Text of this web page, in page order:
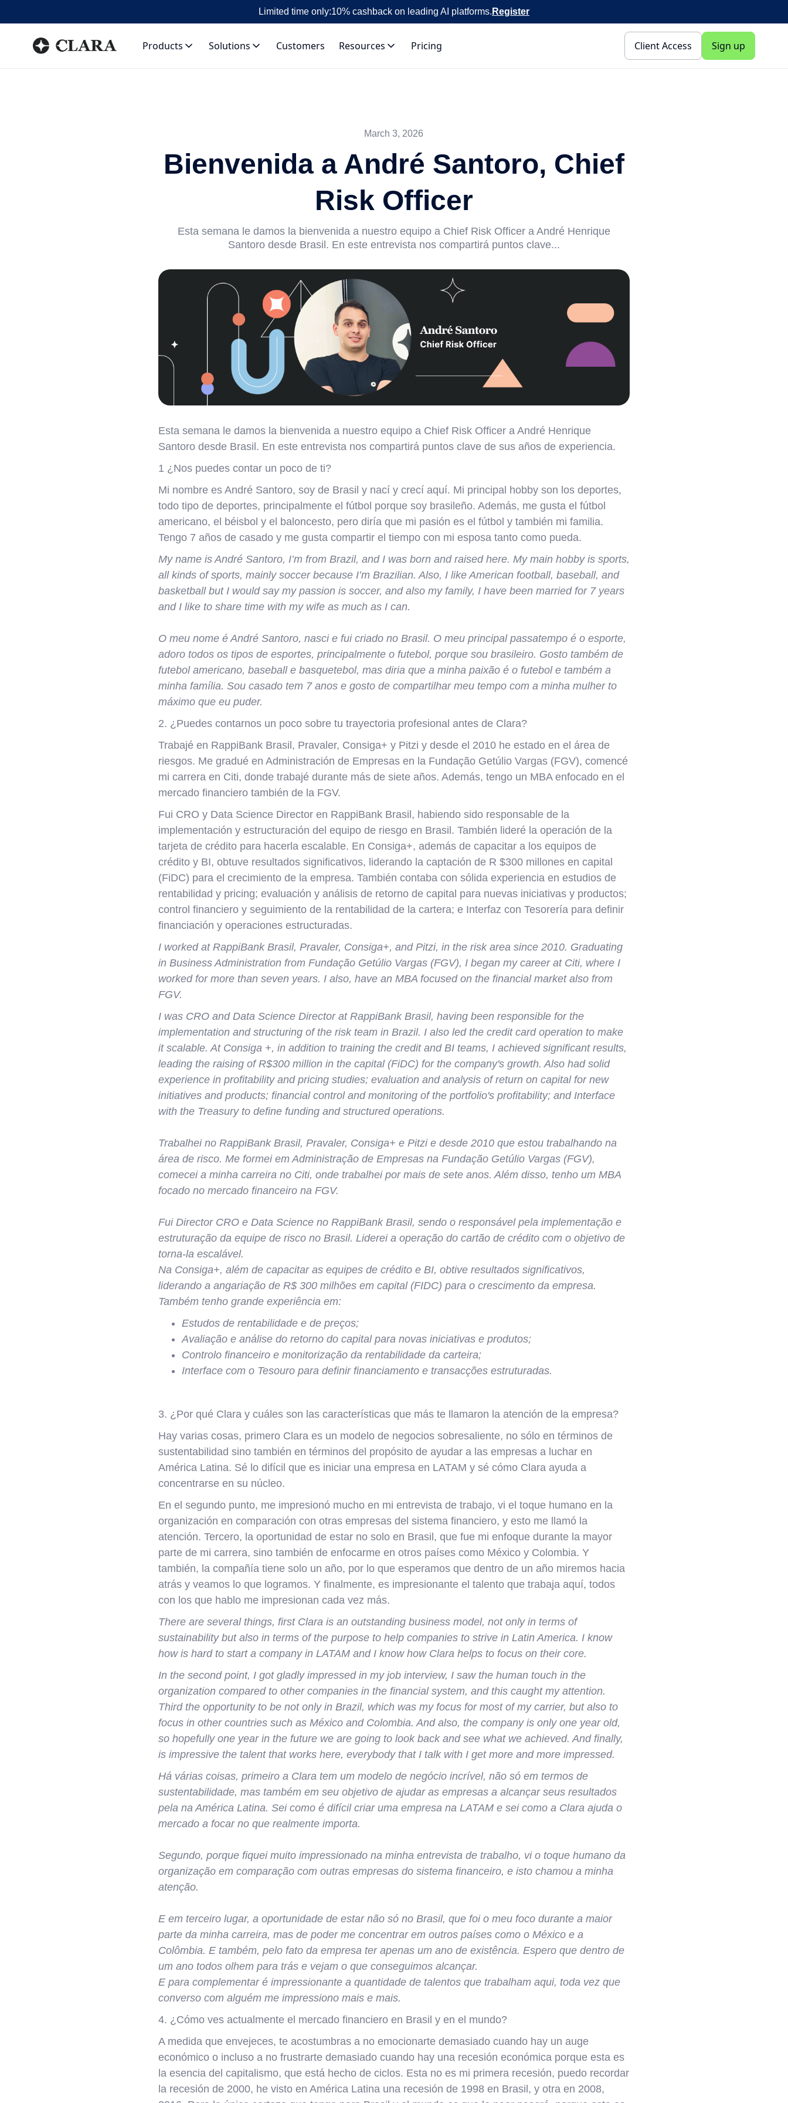
Limited time only:10% cashback on leading AI platforms. Register
Products Solutions Customers Resources Pricing Client Access Sign up
March 3, 2026
Bienvenida a André Santoro, Chief
Risk Officer
Esta semana le damos la bienvenida a nuestro equipo a Chief Risk Officer a André Henrique
Santoro desde Brasil. En este entrevista nos compartirá puntos clave...
Esta semana le damos la bienvenida a nuestro equipo a Chief Risk Officer a André Henrique
Santoro desde Brasil. En este entrevista nos compartirá puntos clave de sus años de experiencia.
1 ¿Nos puedes contar un poco de ti?
Mi nombre es André Santoro, soy de Brasil y nací y crecí aquí. Mi principal hobby son los deportes,
todo tipo de deportes, principalmente el fútbol porque soy brasileño. Además, me gusta el fútbol
americano, el béisbol y el baloncesto, pero diría que mi pasión es el fútbol y también mi familia.
Tengo 7 años de casado y me gusta compartir el tiempo con mi esposa tanto como pueda.
My name is André Santoro, I’m from Brazil, and I was born and raised here. My main hobby is sports,
all kinds of sports, mainly soccer because I’m Brazilian. Also, I like American football, baseball, and
basketball but I would say my passion is soccer, and also my family, I have been married for 7 years
and I like to share time with my wife as much as I can.
O meu nome é André Santoro, nasci e fui criado no Brasil. O meu principal passatempo é o esporte,
adoro todos os tipos de esportes, principalmente o futebol, porque sou brasileiro. Gosto também de
futebol americano, baseball e basquetebol, mas diria que a minha paixão é o futebol e também a
minha família. Sou casado tem 7 anos e gosto de compartilhar meu tempo com a minha mulher to
máximo que eu puder.
2. ¿Puedes contarnos un poco sobre tu trayectoria profesional antes de Clara?
Trabajé en RappiBank Brasil, Pravaler, Consiga+ y Pitzi y desde el 2010 he estado en el área de
riesgos. Me gradué en Administración de Empresas en la Fundação Getúlio Vargas (FGV), comencé
mi carrera en Citi, donde trabajé durante más de siete años. Además, tengo un MBA enfocado en el
mercado financiero también de la FGV.
Fui CRO y Data Science Director en RappiBank Brasil, habiendo sido responsable de la
implementación y estructuración del equipo de riesgo en Brasil. También lideré la operación de la
tarjeta de crédito para hacerla escalable. En Consiga+, además de capacitar a los equipos de
crédito y BI, obtuve resultados significativos, liderando la captación de R $300 millones en capital
(FiDC) para el crecimiento de la empresa. También contaba con sólida experiencia en estudios de
rentabilidad y pricing; evaluación y análisis de retorno de capital para nuevas iniciativas y productos;
control financiero y seguimiento de la rentabilidad de la cartera; e Interfaz con Tesorería para definir
financiación y operaciones estructuradas.
I worked at RappiBank Brasil, Pravaler, Consiga+, and Pitzi, in the risk area since 2010. Graduating
in Business Administration from Fundação Getúlio Vargas (FGV), I began my career at Citi, where I
worked for more than seven years. I also, have an MBA focused on the financial market also from
FGV.
I was CRO and Data Science Director at RappiBank Brasil, having been responsible for the
implementation and structuring of the risk team in Brazil. I also led the credit card operation to make
it scalable. At Consiga +, in addition to training the credit and BI teams, I achieved significant results,
leading the raising of R$300 million in the capital (FiDC) for the company's growth. Also had solid
experience in profitability and pricing studies; evaluation and analysis of return on capital for new
initiatives and products; financial control and monitoring of the portfolio's profitability; and Interface
with the Treasury to define funding and structured operations.
Trabalhei no RappiBank Brasil, Pravaler, Consiga+ e Pitzi e desde 2010 que estou trabalhando na
área de risco. Me formei em Administração de Empresas na Fundação Getúlio Vargas (FGV),
comecei a minha carreira no Citi, onde trabalhei por mais de sete anos. Além disso, tenho um MBA
focado no mercado financeiro na FGV.
Fui Director CRO e Data Science no RappiBank Brasil, sendo o responsável pela implementação e
estruturação da equipe de risco no Brasil. Liderei a operação do cartão de crédito com o objetivo de
torna-la escalável.
Na Consiga+, além de capacitar as equipes de crédito e BI, obtive resultados significativos,
liderando a angariação de R$ 300 milhões em capital (FIDC) para o crescimento da empresa.
Também tenho grande experiência em:
Estudos de rentabilidade e de preços;
Avaliação e análise do retorno do capital para novas iniciativas e produtos;
Controlo financeiro e monitorização da rentabilidade da carteira;
Interface com o Tesouro para definir financiamento e transacções estruturadas.
3. ¿Por qué Clara y cuáles son las características que más te llamaron la atención de la empresa?
Hay varias cosas, primero Clara es un modelo de negocios sobresaliente, no sólo en términos de
sustentabilidad sino también en términos del propósito de ayudar a las empresas a luchar en
América Latina. Sé lo difícil que es iniciar una empresa en LATAM y sé cómo Clara ayuda a
concentrarse en su núcleo.
En el segundo punto, me impresionó mucho en mi entrevista de trabajo, vi el toque humano en la
organización en comparación con otras empresas del sistema financiero, y esto me llamó la
atención. Tercero, la oportunidad de estar no solo en Brasil, que fue mi enfoque durante la mayor
parte de mi carrera, sino también de enfocarme en otros países como México y Colombia. Y
también, la compañía tiene solo un año, por lo que esperamos que dentro de un año miremos hacia
atrás y veamos lo que logramos. Y finalmente, es impresionante el talento que trabaja aquí, todos
con los que hablo me impresionan cada vez más.
There are several things, first Clara is an outstanding business model, not only in terms of
sustainability but also in terms of the purpose to help companies to strive in Latin America. I know
how is hard to start a company in LATAM and I know how Clara helps to focus on their core.
In the second point, I got gladly impressed in my job interview, I saw the human touch in the
organization compared to other companies in the financial system, and this caught my attention.
Third the opportunity to be not only in Brazil, which was my focus for most of my carrier, but also to
focus in other countries such as México and Colombia. And also, the company is only one year old,
so hopefully one year in the future we are going to look back and see what we achieved. And finally,
is impressive the talent that works here, everybody that I talk with I get more and more impressed.
Há várias coisas, primeiro a Clara tem um modelo de negócio incrível, não só em termos de
sustentabilidade, mas também em seu objetivo de ajudar as empresas a alcançar seus resultados
pela na América Latina. Sei como é difícil criar uma empresa na LATAM e sei como a Clara ajuda o
mercado a focar no que realmente importa.
Segundo, porque fiquei muito impressionado na minha entrevista de trabalho, vi o toque humano da
organização em comparação com outras empresas do sistema financeiro, e isto chamou a minha
atenção.
E em terceiro lugar, a oportunidade de estar não só no Brasil, que foi o meu foco durante a maior
parte da minha carreira, mas de poder me concentrar em outros países como o México e a
Colômbia. E também, pelo fato da empresa ter apenas um ano de existência. Espero que dentro de
um ano todos olhem para trás e vejam o que conseguimos alcançar.
E para complementar é impressionante a quantidade de talentos que trabalham aqui, toda vez que
converso com alguém me impressiono mais e mais.
4. ¿Cómo ves actualmente el mercado financiero en Brasil y en el mundo?
A medida que envejeces, te acostumbras a no emocionarte demasiado cuando hay un auge
económico o incluso a no frustrarte demasiado cuando hay una recesión económica porque esta es
la esencia del capitalismo, que está hecho de ciclos. Esta no es mi primera recesión, puedo recordar
la recesión de 2000, he visto en América Latina una recesión de 1998 en Brasil, y otra en 2008,